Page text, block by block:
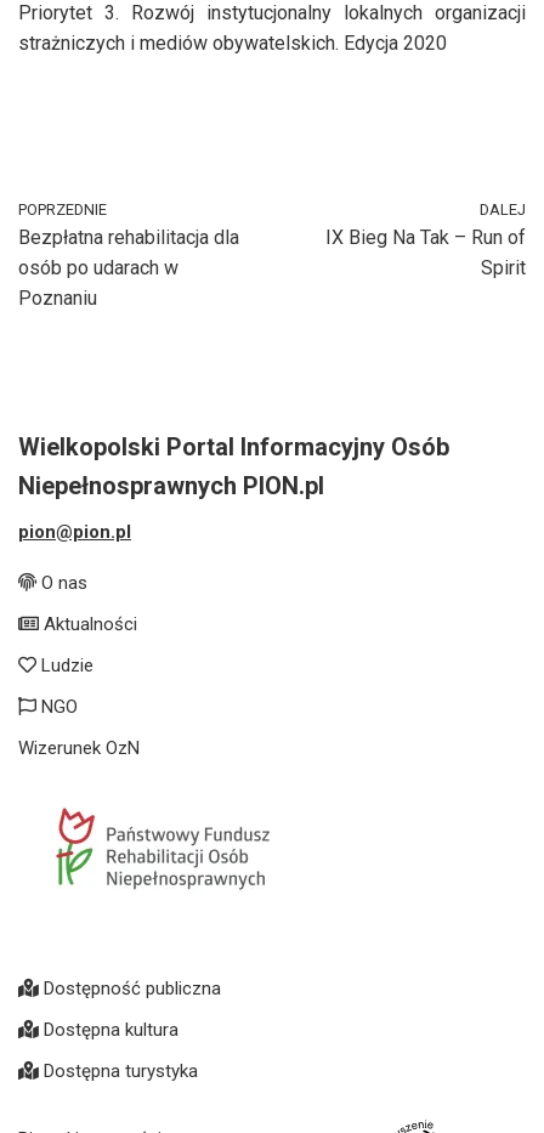
Priorytet 3. Rozwój instytucjonalny lokalnych organizacji
strażniczych i mediów obywatelskich. Edycja 2020
POPRZEDNIE
Bezpłatna rehabilitacja dla
osób po udarach w
Poznaniu
DALEJ
IX Bieg Na Tak – Run of
Spirit
Wielkopolski Portal Informacyjny Osób
Niepełnosprawnych PION.pl
pion@pion.pl
O nas
Aktualności
Ludzie
NGO
Wizerunek OzN
Dostępność publiczna
Dostępna kultura
Dostępna turystyka